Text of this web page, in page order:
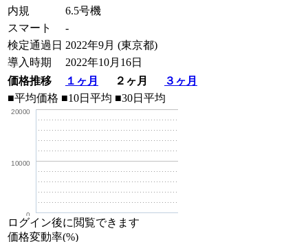
内規
6.5号機
スマート
-
検定通過日 2022年9月 (東京都)
導入時期
2022年10月16日
価格推移
１ヶ月 ２ヶ月
３ヶ月
■平均価格 ■10日平均 ■30日平均
0
10000
20000
ログイン後に閲覧できます
価格変動率(%)